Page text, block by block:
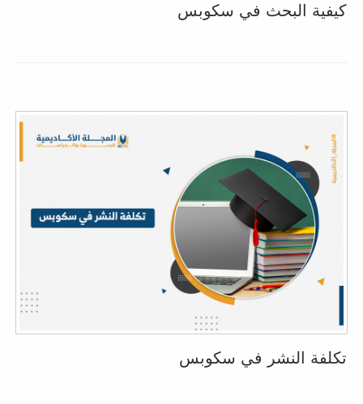
كيفية البحث في سكوبس
تكلفة النشر في سكوبس